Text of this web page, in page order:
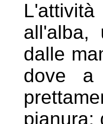
all'alba,
dalle
dove a
pianura: